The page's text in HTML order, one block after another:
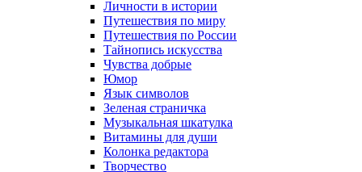
Личности в истории
Путешествия по миру
Путешествия по России
Тайнопись искусства
Чувства добрые
Юмор
Язык символов
Зеленая страничка
Музыкальная шкатулка
Витамины для души
Колонка редактора
Творчество